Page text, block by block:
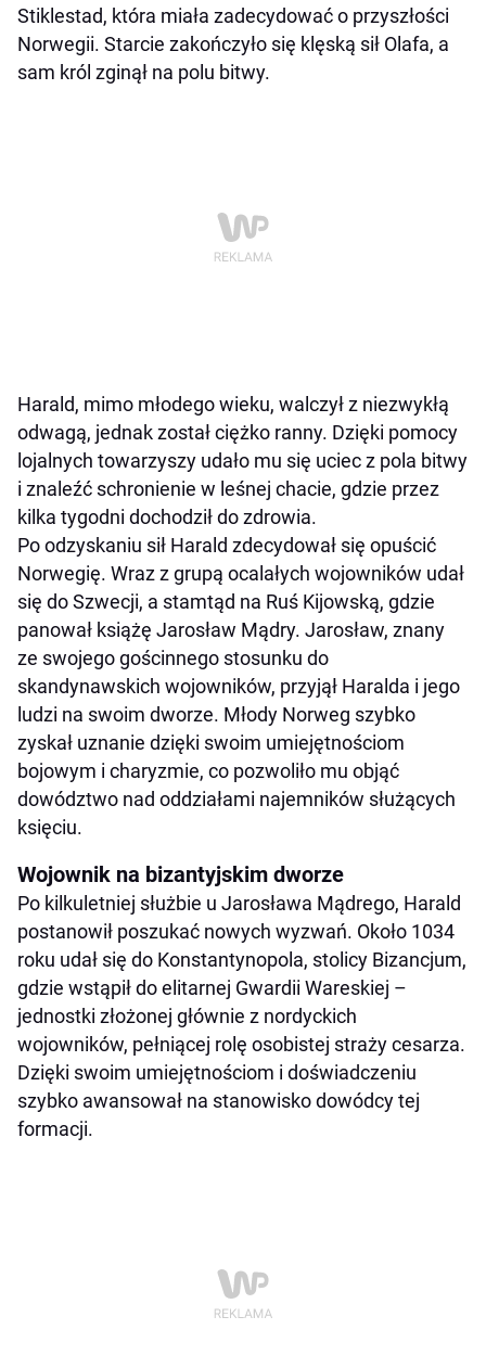
Stiklestad, która miała zadecydować o przyszłości
Norwegii. Starcie zakończyło się klęską sił Olafa, a
sam król zginął na polu bitwy.
Harald, mimo młodego wieku, walczył z niezwykłą
odwagą, jednak został ciężko ranny. Dzięki pomocy
lojalnych towarzyszy udało mu się uciec z pola bitwy
i znaleźć schronienie w leśnej chacie, gdzie przez
kilka tygodni dochodził do zdrowia.
Po odzyskaniu sił Harald zdecydował się opuścić
Norwegię. Wraz z grupą ocalałych wojowników udał
się do Szwecji, a stamtąd na Ruś Kijowską, gdzie
panował książę Jarosław Mądry. Jarosław, znany
ze swojego gościnnego stosunku do
skandynawskich wojowników, przyjął Haralda i jego
ludzi na swoim dworze. Młody Norweg szybko
zyskał uznanie dzięki swoim umiejętnościom
bojowym i charyzmie, co pozwoliło mu objąć
dowództwo nad oddziałami najemników służących
księciu.
Wojownik na bizantyjskim dworze
Po kilkuletniej służbie u Jarosława Mądrego, Harald
postanowił poszukać nowych wyzwań. Około 1034
roku udał się do Konstantynopola, stolicy Bizancjum,
gdzie wstąpił do elitarnej Gwardii Wareskiej –
jednostki złożonej głównie z nordyckich
wojowników, pełniącej rolę osobistej straży cesarza.
Dzięki swoim umiejętnościom i doświadczeniu
szybko awansował na stanowisko dowódcy tej
formacji.